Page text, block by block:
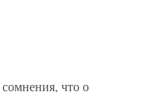
что о